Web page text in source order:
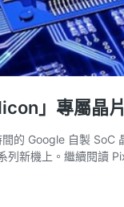
」專屬晶
的 Google 自製
列新機上。繼續閱讀